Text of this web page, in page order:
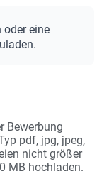
oder eine
Bewerbung
pdf, jpg, jpeg,
nicht größer
MB hochladen.